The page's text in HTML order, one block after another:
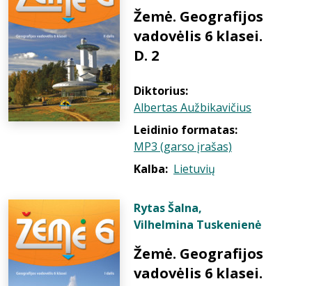
Žemė. Geografijos
vadovėlis 6 klasei.
D. 2
Diktorius:
Albertas Aužbikavičius
Leidinio formatas:
MP3 (garso įrašas)
Kalba: Lietuvių
Rytas Šalna,
Vilhelmina Tuskenienė
Žemė. Geografijos
vadovėlis 6 klasei.